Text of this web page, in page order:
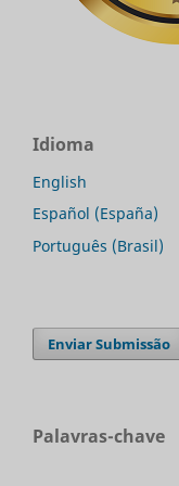
Idioma
English
Español (España)
Português (Brasil)
Enviar Submissão
Palavras-chave